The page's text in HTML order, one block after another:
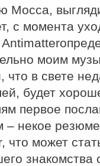
Мосса,
с момента
моим
что в свете
будет
первое
– некое
что может
знакомства